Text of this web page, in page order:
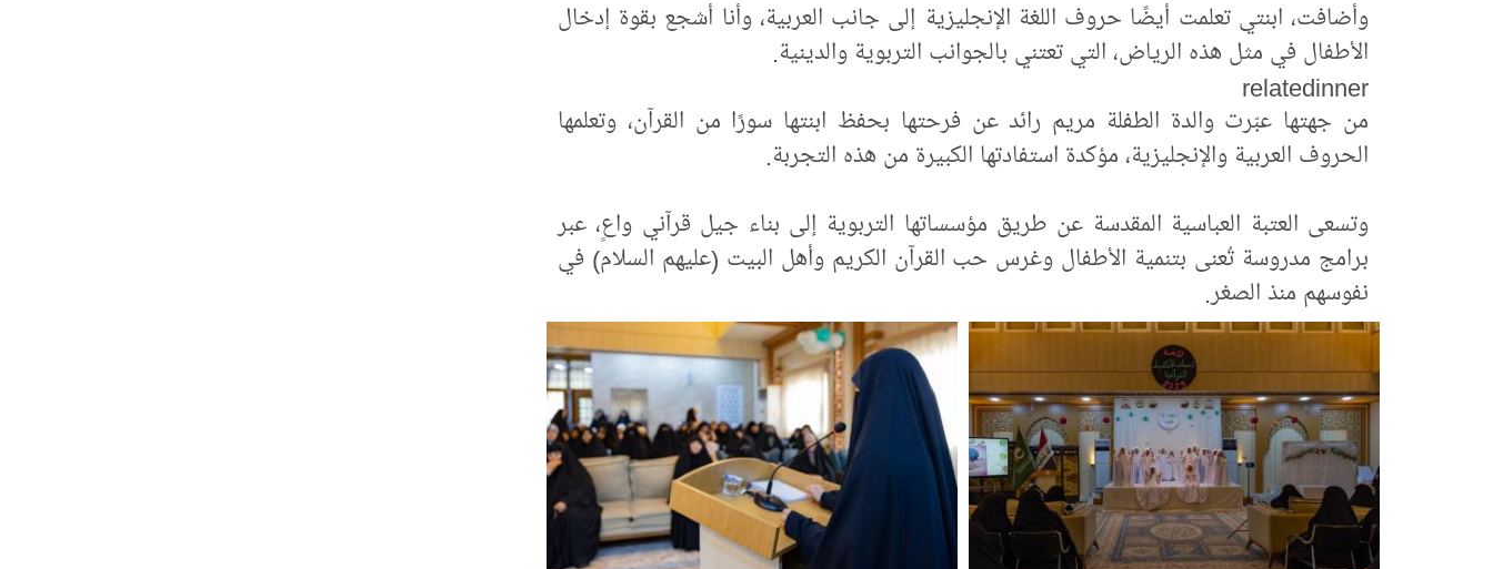
وأضافت، ابنتي تعلمت أيضًا حروف اللغة الإنجليزية إلى جانب العربية، وأنا أشجع بقوة إدخال
الأطفال في مثل هذه الرياض، التي تعتني بالجوانب التربوية والدينية.
relatedinner
من جهتها عبّرت والدة الطفلة مريم رائد عن فرحتها بحفظ ابنتها سورًا من القرآن، وتعلمها
الحروف العربية والإنجليزية، مؤكدة استفادتها الكبيرة من هذه التجربة.
وتسعى العتبة العباسية المقدسة عن طريق مؤسساتها التربوية إلى بناء جيل قرآني واعٍ، عبر
برامج مدروسة تُعنى بتنمية الأطفال وغرس حب القرآن الكريم وأهل البيت (عليهم السلام) في
نفوسهم منذ الصغر.